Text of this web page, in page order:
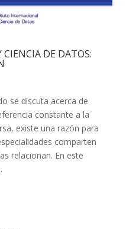
DE DATOS:
se discuta acerca de
constante a la
existe una razón para
comparten
relacionan. En este